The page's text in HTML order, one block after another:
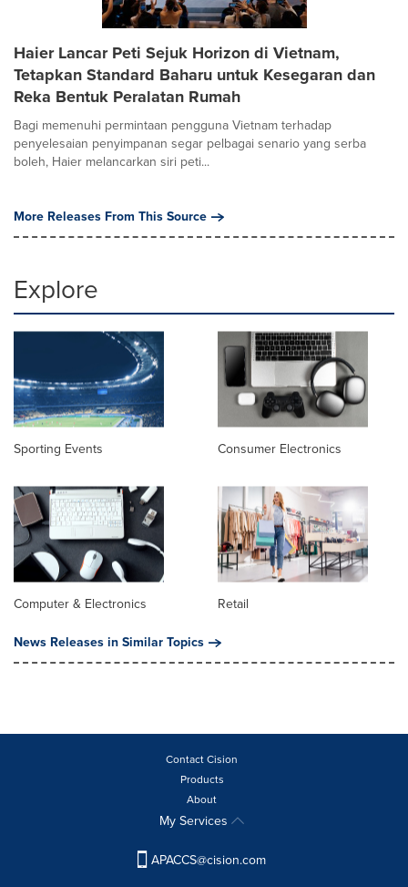
Haier Lancar Peti Sejuk Horizon di Vietnam,
Tetapkan Standard Baharu untuk Kesegaran dan
Reka Bentuk Peralatan Rumah
Bagi memenuhi permintaan pengguna Vietnam terhadap
penyelesaian penyimpanan segar pelbagai senario yang serba
boleh, Haier melancarkan siri peti...
More Releases From This Source
Explore
Sporting Events Consumer Electronics
Computer & Electronics
Retail
News Releases in Similar Topics
Contact Cision
Products
About
My Services
APACCS@cision.com